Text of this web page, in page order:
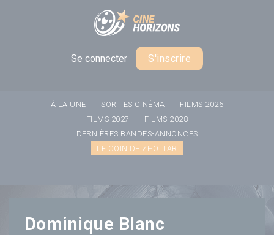
Se connecter S'inscrire
À LA UNE SORTIES CINÉMA
FILMS 2026
FILMS 2027
FILMS 2028
DERNIÈRES BANDES-ANNONCES
LE COIN DE ZHOLTAR
Dominique Blanc
Panneau de gestion des cookies